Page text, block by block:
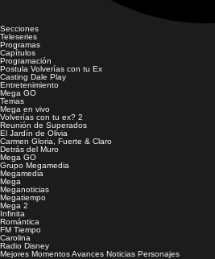
Secciones
Teleseries
Programas
Capítulos
Programación
Postula Volverías con tu Ex
Casting Dale Play
Entretenimiento
Mega GO
Temas
Mega en vivo
Volverías con tu ex? 2
Reunión de Superados
El Jardín de Olivia
Carmen Gloria, Fuerte & Claro
Detrás del Muro
Mega GO
Grupo Megamedia
Megamedia
Mega
Meganoticias
Megatiempo
Mega 2
Infinita
Romántica
FM Tiempo
Carolina
Radio Disney
Mejores MomentosAvances Noticias Personajes